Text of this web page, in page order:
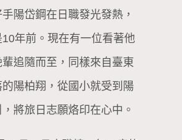
陽岱鋼在日職發光發熱，
年前。現在有一位看著他
追隨而至，同樣來自臺東
陽柏翔，從國小就受到陽
將旅日志願烙印在心中。